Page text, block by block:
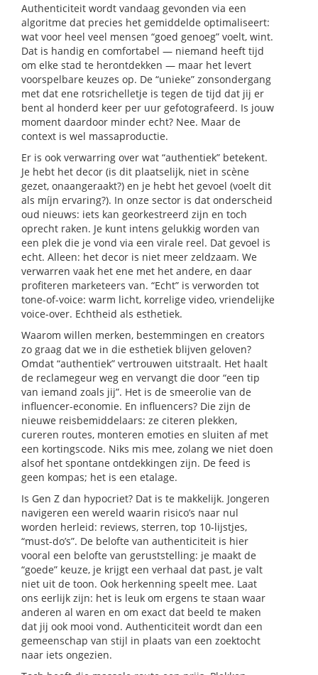
Authenticiteit wordt vandaag gevonden via een
algoritme dat precies het gemiddelde optimaliseert:
wat voor heel veel mensen “goed genoeg” voelt, wint.
Dat is handig en comfortabel — niemand heeft tijd
om elke stad te herontdekken — maar het levert
voorspelbare keuzes op. De “unieke” zonsondergang
met dat ene rotsrichelletje is tegen de tijd dat jij er
bent al honderd keer per uur gefotografeerd. Is jouw
moment daardoor minder echt? Nee. Maar de
context is wel massaproductie.
Er is ook verwarring over wat “authentiek” betekent.
Je hebt het decor (is dit plaatselijk, niet in scène
gezet, onaangeraakt?) en je hebt het gevoel (voelt dit
als míjn ervaring?). In onze sector is dat onderscheid
oud nieuws: iets kan georkestreerd zijn en toch
oprecht raken. Je kunt intens gelukkig worden van
een plek die je vond via een virale reel. Dat gevoel is
echt. Alleen: het decor is niet meer zeldzaam. We
verwarren vaak het ene met het andere, en daar
profiteren marketeers van. “Echt” is verworden tot
tone-of-voice: warm licht, korrelige video, vriendelijke
voice-over. Echtheid als esthetiek.
Waarom willen merken, bestemmingen en creators
zo graag dat we in die esthetiek blijven geloven?
Omdat “authentiek” vertrouwen uitstraalt. Het haalt
de reclamegeur weg en vervangt die door “een tip
van iemand zoals jij”. Het is de smeerolie van de
influencer-economie. En influencers? Die zijn de
nieuwe reisbemiddelaars: ze citeren plekken,
cureren routes, monteren emoties en sluiten af met
een kortingscode. Niks mis mee, zolang we niet doen
alsof het spontane ontdekkingen zijn. De feed is
geen kompas; het is een etalage.
Is Gen Z dan hypocriet? Dat is te makkelijk. Jongeren
navigeren een wereld waarin risico’s naar nul
worden herleid: reviews, sterren, top 10-lijstjes,
“must-do’s”. De belofte van authenticiteit is hier
vooral een belofte van geruststelling: je maakt de
“goede” keuze, je krijgt een verhaal dat past, je valt
niet uit de toon. Ook herkenning speelt mee. Laat
ons eerlijk zijn: het is leuk om ergens te staan waar
anderen al waren en om exact dat beeld te maken
dat jij ook mooi vond. Authenticiteit wordt dan een
gemeenschap van stijl in plaats van een zoektocht
naar iets ongezien.